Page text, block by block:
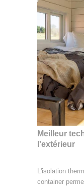
Meilleur
l'extérieur
L'isolation
container